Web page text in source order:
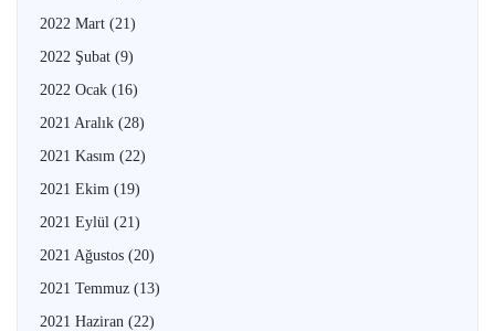
2022 Mart (21)
2022 Şubat (9)
2022 Ocak (16)
2021 Aralık (28)
2021 Kasım (22)
2021 Ekim (19)
2021 Eylül (21)
2021 Ağustos (20)
2021 Temmuz (13)
2021 Haziran (22)